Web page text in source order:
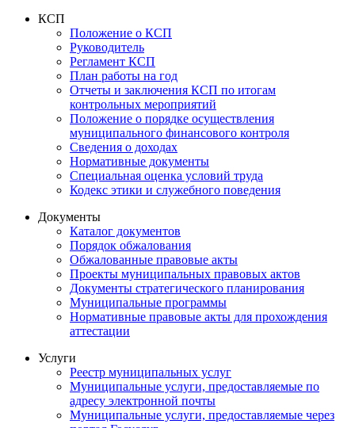
КСП
Положение о КСП
Руководитель
Регламент КСП
План работы на год
Отчеты и заключения КСП по итогам
контрольных мероприятий
Положение о порядке осуществления
муниципального финансового контроля
Сведения о доходах
Нормативные документы
Специальная оценка условий труда
Кодекс этики и служебного поведения
Документы
Каталог документов
Порядок обжалования
Обжалованные правовые акты
Проекты муниципальных правовых актов
Документы стратегического планирования
Муниципальные программы
Нормативные правовые акты для прохождения
аттестации
Услуги
Реестр муниципальных услуг
Муниципальные услуги, предоставляемые по
адресу электронной почты
Муниципальные услуги, предоставляемые через